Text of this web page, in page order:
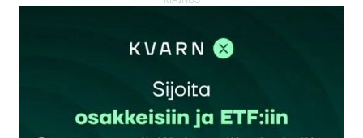
kirjautua
rekisteröityä